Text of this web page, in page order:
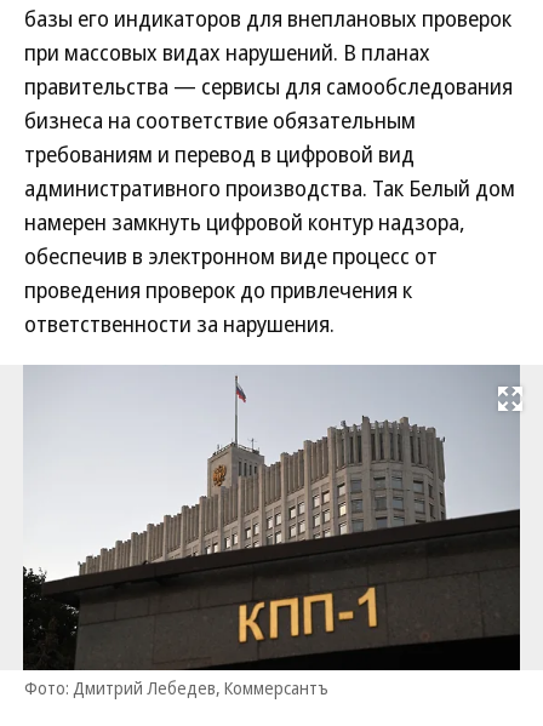
базы его индикаторов для внеплановых проверок
при массовых видах нарушений. В планах
правительства — сервисы для самообследования
бизнеса на соответствие обязательным
требованиям и перевод в цифровой вид
административного производства. Так Белый дом
намерен замкнуть цифровой контур надзора,
обеспечив в электронном виде процесс от
проведения проверок до привлечения к
ответственности за нарушения.
Развернуть
Фото: Дмитрий Лебедев, Коммерсантъ